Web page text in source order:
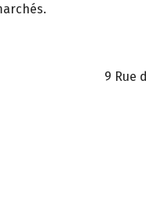
marchés.
Coteaux